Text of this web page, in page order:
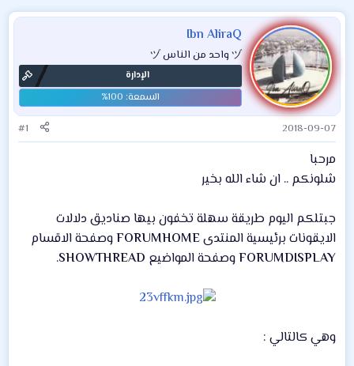
Ibn AliraQ
ヅ واحد من الناس ヅ
الإدارة
2018-09-07
#1
مرحبا
شلونكم .. ان شاء الله بخير
جبتلكم اليوم طريقة سهلة تخفون بيها صناديق دلالات
الايقونات برئيسية المنتدىFORUMHOMEوصفحة الاقسام
FORUMDISPLAYوصفحة المواضيع SHOWTHREAD
.
وهي كالتالي :